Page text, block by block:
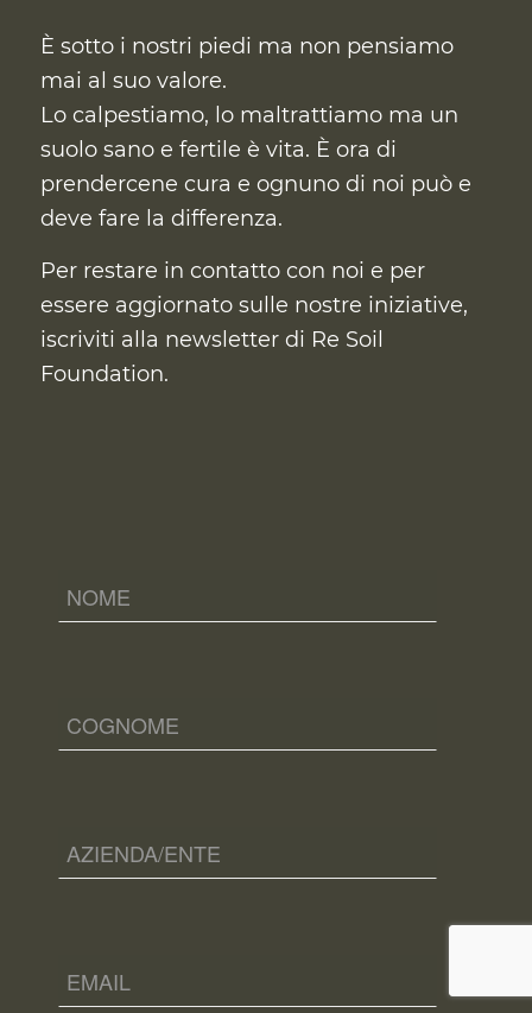
È sotto i nostri piedi ma non pensiamo
mai al suo valore.
Lo calpestiamo, lo maltrattiamo ma un
suolo sano e fertile è vita. È ora di
prendercene cura e ognuno di noi può e
deve fare la differenza.
Per restare in contatto con noi e per
essere aggiornato sulle nostre iniziative,
iscriviti alla newsletter di Re Soil
Foundation.